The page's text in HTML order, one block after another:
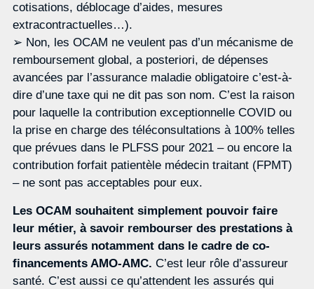
cotisations, déblocage d’aides, mesures
extracontractuelles…).
➢ Non, les OCAM ne veulent pas d’un mécanisme de
remboursement global, a posteriori, de dépenses
avancées par l’assurance maladie obligatoire c’est-à-
dire d’une taxe qui ne dit pas son nom. C’est la raison
pour laquelle la contribution exceptionnelle COVID ou
la prise en charge des téléconsultations à 100% telles
que prévues dans le PLFSS pour 2021 – ou encore la
contribution forfait patientèle médecin traitant (FPMT)
– ne sont pas acceptables pour eux.
Les OCAM souhaitent simplement pouvoir faire
leur métier, à savoir rembourser des prestations à
leurs assurés notamment dans le cadre de co-
financements AMO-AMC. C’est leur rôle d’assureur
santé. C’est aussi ce qu’attendent les assurés qui